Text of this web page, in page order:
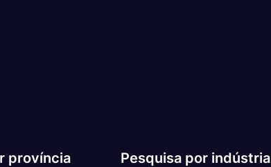
província Pesquisa por indústria